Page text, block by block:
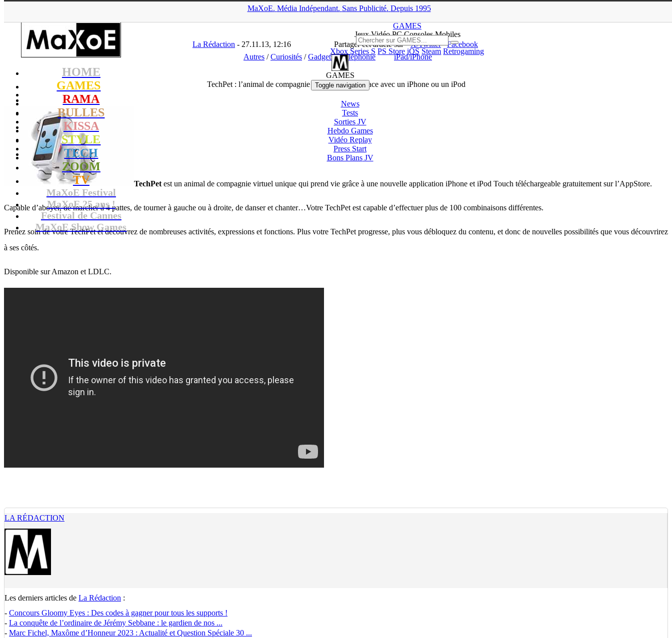
MaXoE. Média Indépendant. Sans Publicité. Depuis 1995
HOME
GAMES
RAMA
BULLES
KISSA
STYLE
TECH
ZOOM
TV
MaXoE Festival
MaXoE 25 ans !
Festival de Cannes
MaXoE Show Games
GAMES
JeuxVidéoPC Consoles Mobiles
Xbox Series S PS Store iOS Steam Retrogaming
GAMES
Toggle navigation
News
Tests
SortiesJV
Hebdo Games
Vidéo Replay
Press Start
Bons PlansJV
▲
La Rédaction - 27.11.13, 12:16 Partager cet article sur X/Twitter
Facebook
Autres /Curiosités /Gadgets/Téléphonie iPad/iPhone
TechPet : l’animal de compagnie virtuel qui s’interface avec un iPhone ou un iPod
TechPet est un animal de compagnie virtuel unique qui prend vie grâce à une nouvelle application iPhone et iPod Touch téléchargeable gratuitement sur l’AppStore.
Capable d’aboyer, de marcher à 4 pattes, de tourner à gauche ou à droite, de danser et chanter…Votre TechPet est capable d’effectuer plus de 100 combinaisons différentes.
Prenez soin de votre TechPet et découvrez de nombreuses activités, expressions et fonctions. Plus votre TechPet progresse, plus vous débloquez du contenu, et donc de nouvelles possibilités que vous découvrirez
à ses côtés.
Disponible sur Amazon et LDLC.
LA RÉDACTION
Les derniers articles de La Rédaction :
- Concours Gloomy Eyes : Des codes à gagner pour tous les supports !
- La conquête de l’ordinaire de Jérémy Sebbane : le gardien de nos ...
- Marc Fichel, Maxôme d’Honneur 2023 : Actualité et Question Spéciale 30 ...